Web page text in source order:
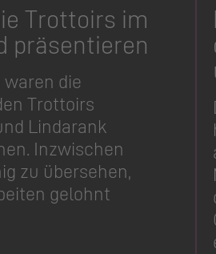
Trottoirs im
präsentieren
die
Trottoirs
Lindarank
Inzwischen
zu übersehen,
gelohnt